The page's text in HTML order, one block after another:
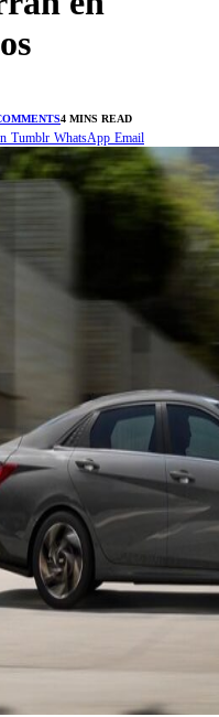
4 MINS READ
Tumblr WhatsApp Email